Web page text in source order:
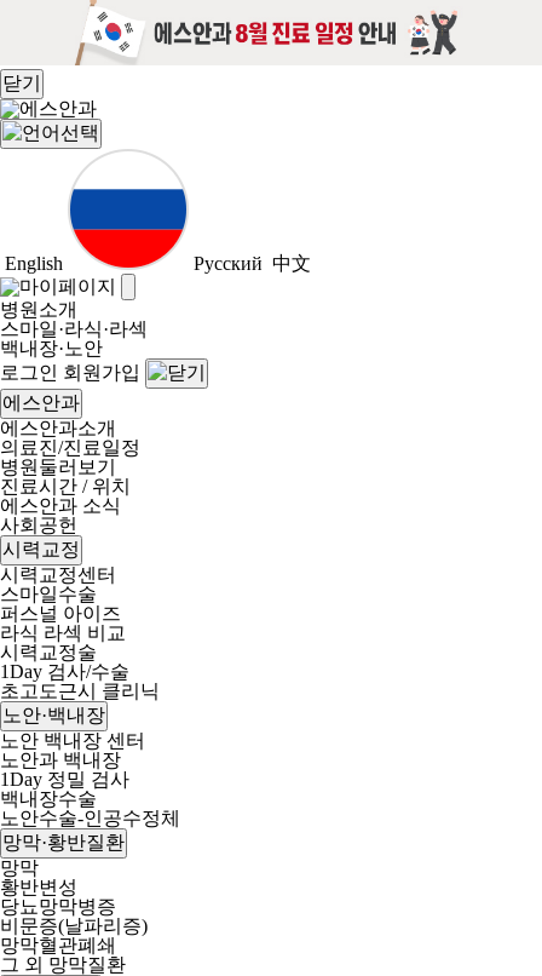
닫기
English Русский 中文
병원소개
스마일·라식·라섹
백내장·노안
로그인 회원가입
에스안과
에스안과소개
의료진/진료일정
병원둘러보기
진료시간 / 위치
에스안과 소식
사회공헌
시력교정
시력교정센터
스마일수술
퍼스널 아이즈
라식 라섹 비교
시력교정술
1Day 검사/수술
초고도근시 클리닉
노안·백내장
노안 백내장 센터
노안과 백내장
1Day 정밀 검사
백내장수술
노안수술-인공수정체
망막·황반질환
망막
황반변성
당뇨망막병증
비문증(날파리증)
망막혈관폐쇄
그 외 망막질환